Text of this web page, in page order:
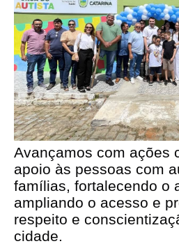
Avançamos com ações
apoio às pessoas com
famílias, fortalecendo o
ampliando o acesso e
respeito e
cidade.